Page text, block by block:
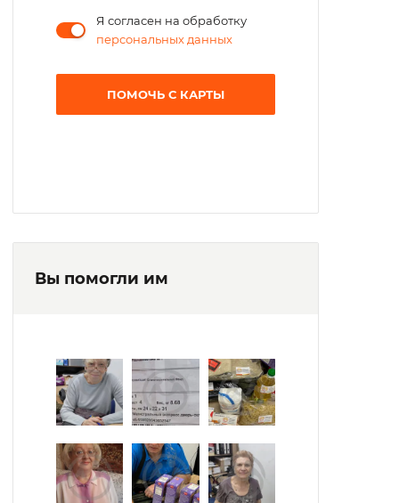
Я согласен на обработку
персональных данных
ПОМОЧЬ С КАРТЫ
Вы помогли им